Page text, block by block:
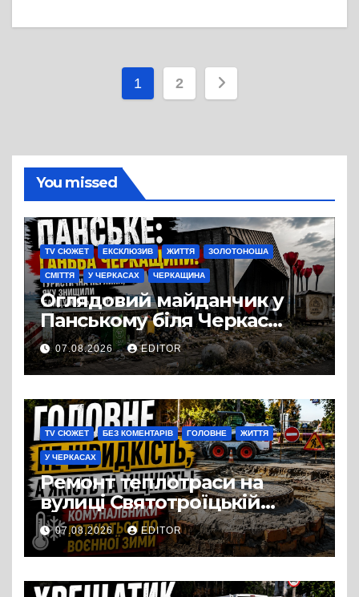
Пагінація
1 2
You missed
TV СЮЖЕТ ЕКСКЛЮЗИВ ЖИТТЯ ЗОЛОТОНОША
СМІТТЯ У ЧЕРКАСАХ ЧЕРКАЩИНА
Оглядовий майданчик у
Панському біля Черкас
перетворився на занедбане
сміттєзвалище
07.08.2026 EDITOR
TV СЮЖЕТ БЕЗ КОМЕНТАРІВ ГОЛОВНЕ ЖИТТЯ
У ЧЕРКАСАХ
Ремонт теплотраси на
вулиці Святотроїцькій
затягнувся порівняно із
запланованими термінами.
Вулицю досі не відкрили
для руху
07.08.2026 EDITOR